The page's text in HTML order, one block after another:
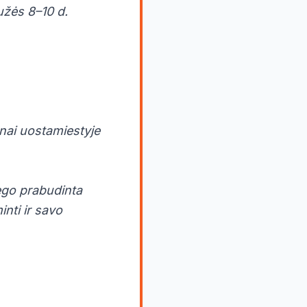
8–10 d.
uostamiestyje
prabudinta
ir savo